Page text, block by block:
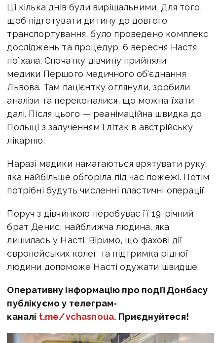
Ці кілька днів були вирішальними. Для того,
щоб підготувати дитину до довгого
транспортування, було проведено комплекс
досліджень та процедур. 6 вересня Настя
поїхала. Спочатку дівчину прийняли
медики Першого медичного об'єднання
Львова. Там пацієнтку оглянули, зробили
аналізи та переконалися, що можна їхати
далі. Після цього — реанімаційна швидка до
Польщі з залученням і літак в австрійську
лікарню.
Наразі медики намагаються врятувати руку,
яка найбільше обгоріла під час пожежі. Потім
потрібні будуть численні пластичні операції.
Поруч з дівчинкою перебуває її 19-річний
брат Денис, найближча людина, яка
лишилась у Насті. Віримо, що фахові дії
європейських колег та підтримка рідної
людини допоможе Насті одужати швидше.
Оперативну інформацію про події Донбасу
публікуємо у телеграм-
каналі t.me/vchasnoua. Приєднуйтеся!